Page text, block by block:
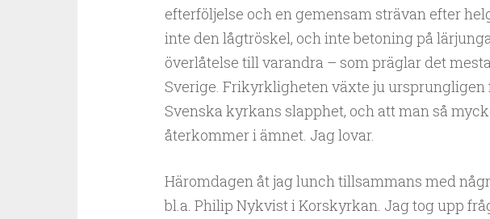
efterföljelse och en gemensam strävan efter
inte den lågtröskel, och inte betoning på
överlåtelse till varandra – som präglar det
Sverige. Frikyrkligheten växte ju ursprungligen
Svenska kyrkans slapphet, och att man så
återkommer i ämnet. Jag lovar.
Häromdagen åt jag lunch tillsammans med
bl.a. Philip Nykvist i Korskyrkan. Jag tog upp